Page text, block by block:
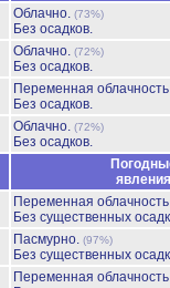
Облачно. (73%)
Без осадков.
Облачно. (72%)
Без осадков.
Переменная
Без осадков.
Облачно. (72%)
Без осадков.
явления
Переменная
Без существенных
Пасмурно. (97%)
Без существенных
Переменная